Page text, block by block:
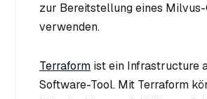
zur Bereitstellung eines
verwenden.
Terraform ist ein Infrastructure
Software-Tool. Mit Terraform